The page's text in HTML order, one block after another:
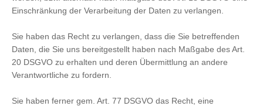
Einschränkung der Verarbeitung der Daten zu verlangen.
Sie haben das Recht zu verlangen, dass die Sie betreffenden
Daten, die Sie uns bereitgestellt haben nach Maßgabe des Art.
20 DSGVO zu erhalten und deren Übermittlung an andere
Verantwortliche zu fordern.
Sie haben ferner gem. Art. 77 DSGVO das Recht, eine